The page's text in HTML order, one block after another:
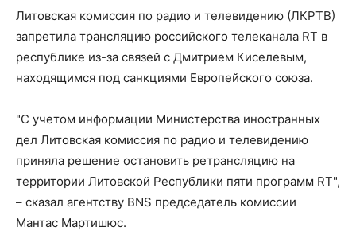
Литовская комиссия по радио и телевидению (ЛКРТВ)
запретила трансляцию российского телеканала RT в
республике из-за связей с Дмитрием Киселевым,
находящимся под санкциями Европейского союза.
"С учетом информации Министерства иностранных
дел Литовская комиссия по радио и телевидению
приняла решение остановить ретрансляцию на
территории Литовской Республики пяти программ RT",
– сказал агентству BNS председатель комиссии
Мантас Мартишюс.